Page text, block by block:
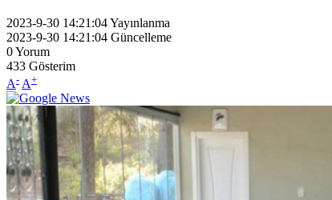
2023-9-30 14:21:04Yayınlanma
2023-9-30 14:21:04 Güncelleme
0Yorum
433 Gösterim
A- A+